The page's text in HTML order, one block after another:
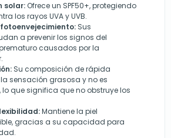
solar: Ofrece un SPF50+, protegiendo
los rayos UVA y UVB.
Sus
a prevenir los signos del
causados por la
Su composición de rápida
sensación grasosa y no es
que significa que no obstruye los
Mantiene la piel
gracias a su capacidad para